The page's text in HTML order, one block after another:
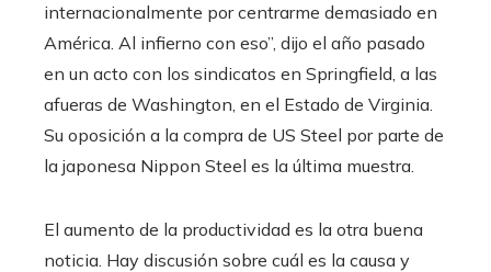
internacionalmente por centrarme demasiado en
América. Al infierno con eso”, dijo el año pasado
en un acto con los sindicatos en Springfield, a las
afueras de Washington, en el Estado de Virginia.
Su oposición a la compra de US Steel por parte de
la japonesa Nippon Steel es la última muestra.
El aumento de la productividad es la otra buena
noticia. Hay discusión sobre cuál es la causa y